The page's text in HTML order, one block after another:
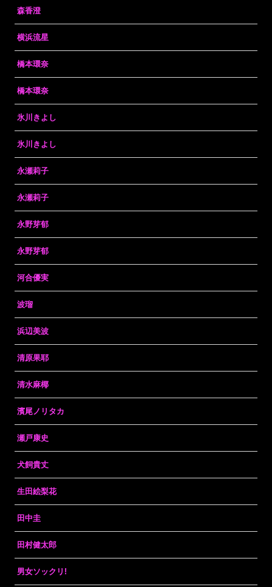
森香澄
横浜流星
橋本環奈
橋本環奈
氷川きよし
氷川きよし
永瀬莉子
永瀬莉子
永野芽郁
永野芽郁
河合優実
波瑠
浜辺美波
清原果耶
清水麻椰
濱尾ノリタカ
瀬戸康史
犬飼貴丈
生田絵梨花
田中圭
田村健太郎
男女ソックリ!